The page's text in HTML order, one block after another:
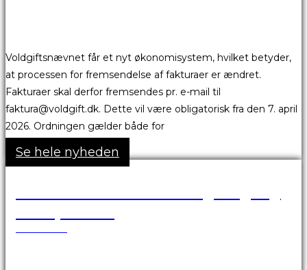
Voldgiftsnævnet får et nyt økonomisystem, hvilket betyder,
at processen for fremsendelse af fakturaer er ændret.
Fakturaer skal derfor fremsendes pr. e-mail til
faktura@voldgift.dk. Dette vil være obligatorisk fra den 7. april
2026. Ordningen gælder både for
Se hele nyheden